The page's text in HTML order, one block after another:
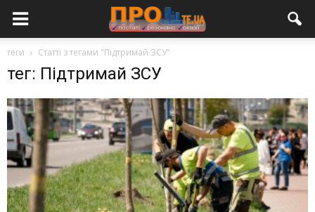
теги Статті з тегами "Підтримай ЗСУ"
тег: Підтримай ЗСУ